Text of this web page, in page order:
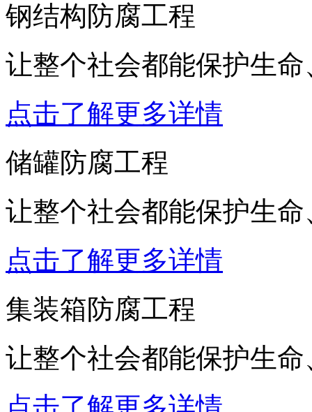
钢结构防腐工程
让整个社会都能保护生
点击了解更多详情
储罐防腐工程
让整个社会都能保护生
点击了解更多详情
集装箱防腐工程
让整个社会都能保护生